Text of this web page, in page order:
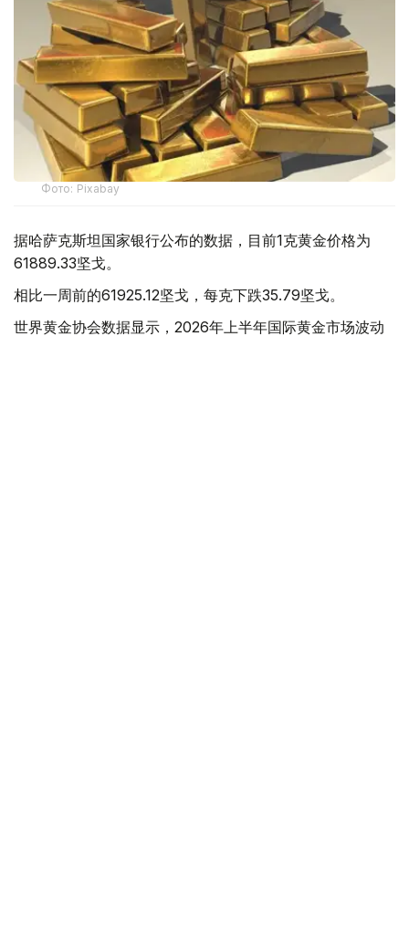
Фото: Pixabay
据哈萨克斯坦国家银行公布的数据，目前1克黄金价格为
61889.33坚戈。
相比一周前的61925.12坚戈，每克下跌35.79坚戈。
世界黄金协会数据显示，2026年上半年国际黄金市场波动